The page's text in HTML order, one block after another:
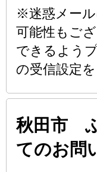
※迷惑メー
可能性もご
できるよう
の受信設定
秋田市
てのお問